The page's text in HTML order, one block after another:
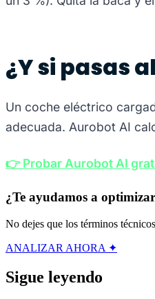
¿Y si pasas
Un coche eléctrico
adecuada. Aurobot AI
👉 Probar Aurobot AI
¿Te ayudamos a
No dejes que los términos
ANALIZAR AHORA ✦
Sigue leyendo